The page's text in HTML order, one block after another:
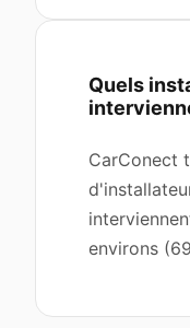
Quels
CarConect
environs